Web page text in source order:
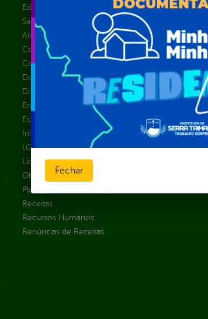
Educação
Saúde
Atos normativos
Central de Dúvidas
Convênios e Transferências
Despesas
Diárias
Emendas parlamentares
Estrutura Organizacional
Inicio
LGPD e Governo Digital
Licitações e Contratos
Obras Públicas
Planejamento e Prestação de Contas
Receitas
Recursos Humanos
Renúncias de Receitas
Sic
Fechar